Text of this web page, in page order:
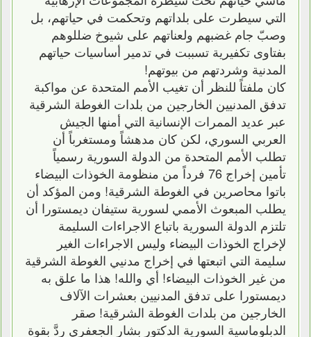
التي سيطرت على بلداتهم وتحكمت في حياتهم، بل
وصبّ جام غضبهم ولعناتهم على شيوخ ضللوهم
بفتاوى تكفيرية تسببت في تدمير أساسيات حياتهم
المدنية وشردتهم من بيوتهم!
كان ملفتاً للنظر أن تغيب الأمم المتحدة عن مواكبة
تدفق المدنيين الخارجين من بلدات الغوطة الشرقية
عبر عديد الممرات الإنسانية التي أمنها الجيش
العربي السوري، لكن كان مدهشاً ومستغرباً أن
تطلب الأمم المتحدة من الدولة السورية رسمياً
تأمين إخراج 76 فرداً من منظومة الخوذات البيضاء
باتوا محاصرين في الغوطة الشرقية! ومن المؤكد أن
يطلب المبعوث الأممي لسورية ستيفان ديمستورا أن
تلتزم الدولة السورية باتباع الاجراءات السليمة
لإخراج الخوذات البيضاء وليس الاجراءات الغير
سليمة التي اتبعتها في إخراج مدنيي الغوطة الشرقية
من غير الخوذات البيضاء! أي والله! هذا ما علق به
ديمستورا على تدفق المدنيين بعشرات الآلاف
الخارجين من بلدات الغوطة الشرقية! صقر
الدبلوماسية السورية الدكتور بشار الجعفري ردَّ بقوة